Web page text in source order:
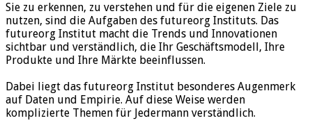
Sie zu erkennen, zu verstehen und für die eigenen Ziele zu
nutzen, sind die Aufgaben des futureorg Instituts. Das
futureorg Institut macht die Trends und Innovationen
sichtbar und verständlich, die Ihr Geschäftsmodell, Ihre
Produkte und Ihre Märkte beeinflussen.
Dabei liegt das futureorg Institut besonderes Augenmerk
auf Daten und Empirie. Auf diese Weise werden
komplizierte Themen für Jedermann verständlich.